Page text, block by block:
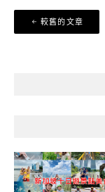
文
章
較舊的文章